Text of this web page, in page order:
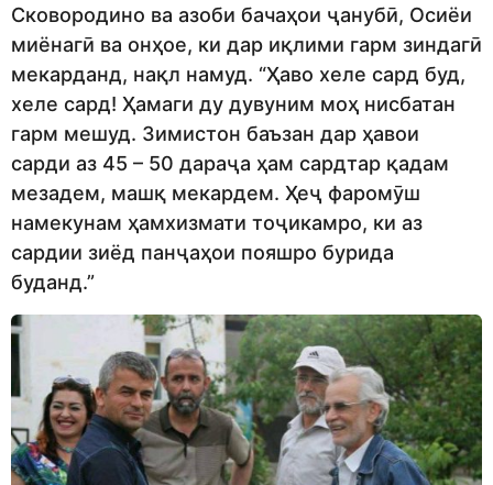
Сковородино ва азоби бачаҳои ҷанубӣ, Осиёи
миёнагӣ ва онҳое, ки дар иқлими гарм зиндагӣ
мекарданд, нақл намуд. “Ҳаво хеле сард буд,
хеле сард! Ҳамаги ду дувуним моҳ нисбатан
гарм мешуд. Зимистон баъзан дар ҳавои
сарди аз 45 – 50 дараҷа ҳам сардтар қадам
мезадем, машқ мекардем. Ҳеҷ фаромӯш
намекунам ҳамхизмати тоҷикамро, ки аз
сардии зиёд панҷаҳои пояшро бурида
буданд.”